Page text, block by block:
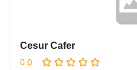
Cesur Cafer
0.0